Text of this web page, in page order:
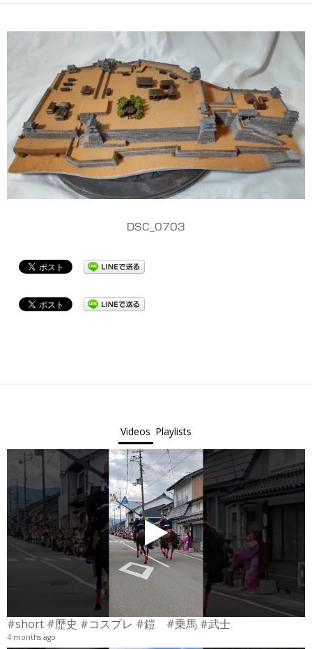
DSC_0703
Videos Playlists
#short #歴史 #コスプレ #鎧 #乗馬 #武士
4 months ago